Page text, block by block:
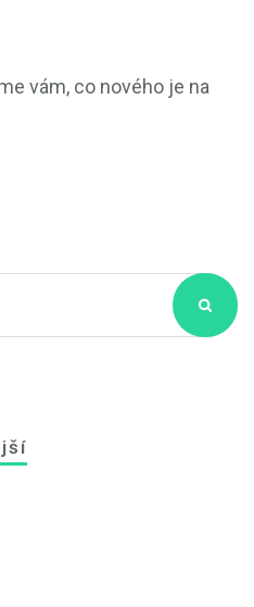
vám, co nového je na